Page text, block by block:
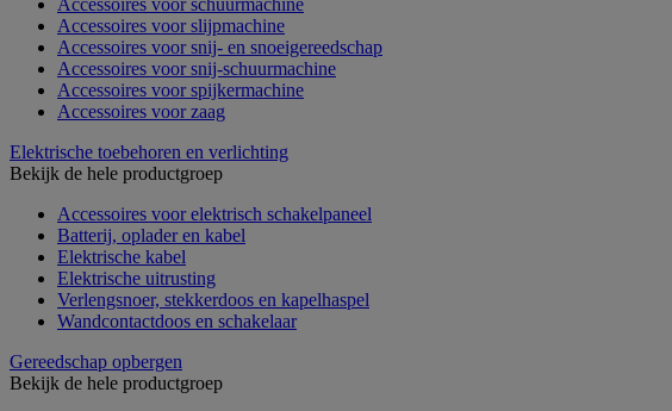
Accessoires voor slijpmachine
Accessoires voor snij- en snoeigereedschap
Accessoires voor snij-schuurmachine
Accessoires voor spijkermachine
Accessoires voor zaag
Elektrische toebehoren en verlichting
Bekijk de hele productgroep
Accessoires voor elektrisch schakelpaneel
Batterij, oplader en kabel
Elektrische kabel
Elektrische uitrusting
Verlengsnoer, stekkerdoos en kapelhaspel
Wandcontactdoos en schakelaar
Gereedschap opbergen
Bekijk de hele productgroep